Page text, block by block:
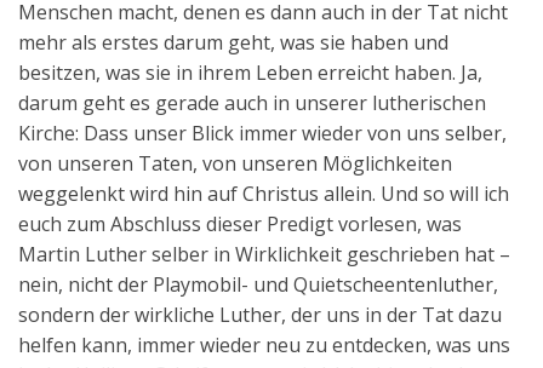
Menschen macht, denen es dann auch in der Tat nicht
mehr als erstes darum geht, was sie haben und
besitzen, was sie in ihrem Leben erreicht haben. Ja,
darum geht es gerade auch in unserer lutherischen
Kirche: Dass unser Blick immer wieder von uns selber,
von unseren Taten, von unseren Möglichkeiten
weggelenkt wird hin auf Christus allein. Und so will ich
euch zum Abschluss dieser Predigt vorlesen, was
Martin Luther selber in Wirklichkeit geschrieben hat –
nein, nicht der Playmobil- und Quietscheentenluther,
sondern der wirkliche Luther, der uns in der Tat dazu
helfen kann, immer wieder neu zu entdecken, was uns